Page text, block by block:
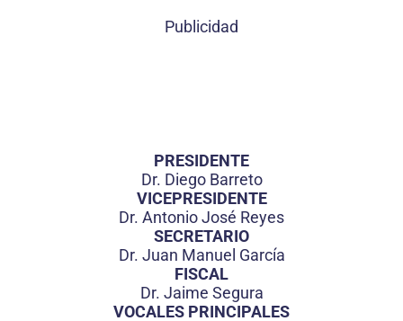
Publicidad
PRESIDENTE
Dr. Diego Barreto
VICEPRESIDENTE
Dr. Antonio José Reyes
SECRETARIO
Dr. Juan Manuel García
FISCAL
Dr. Jaime Segura
VOCALES PRINCIPALES